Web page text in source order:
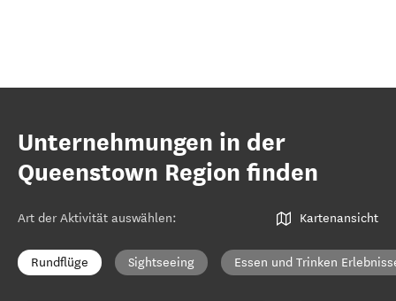
Unternehmungen in der
Queenstown Region finden
Art der Aktivität auswählen: Kartenansicht
Rundflüge Sightseeing Essen und Trinken